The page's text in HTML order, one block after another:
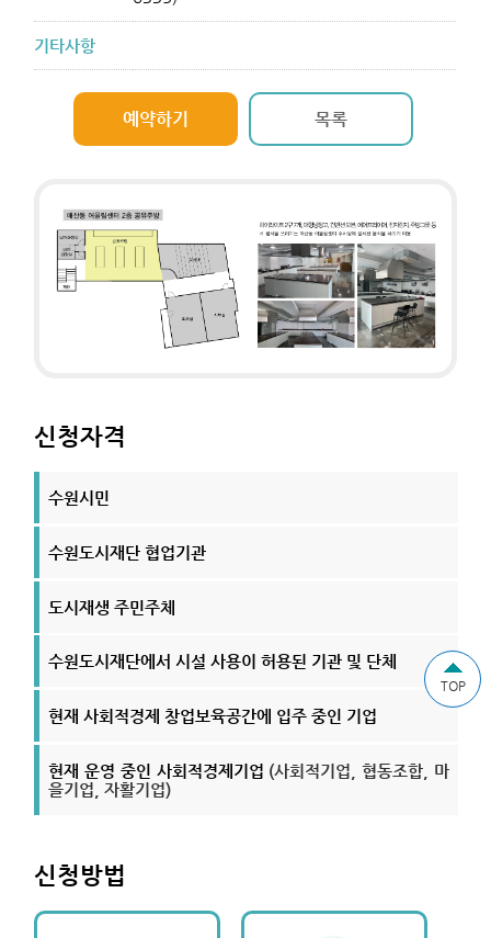
기타사항
예약하기 목록
신청자격
수원시민
수원도시재단 협업기관
도시재생 주민주체
수원도시재단에서 시설 사용이 허용된 기관 및 단체
현재 사회적경제 창업보육공간에 입주 중인 기업
현재 운영 중인 사회적경제기업 (사회적기업, 협동조합, 마
을기업, 자활기업)
신청방법
TOP